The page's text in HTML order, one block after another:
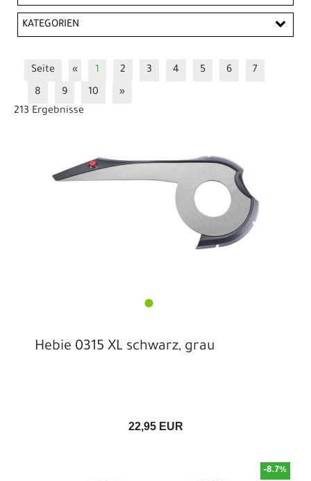
KATEGORIEN
Kettenblätter Bosch
Kleinteile sonstige Ersatzteile Laufradersatzteile
Lenkerzubehör Rahmen / Zubehör
Seite « 1 2 3 4 5 6
7
8
9 10
»
213 Ergebnisse
Hebie 0315 XL schwarz, grau
22,95 EUR
-8.7%